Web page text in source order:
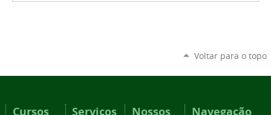
Voltar para o topo
Cursos Serviços
Nossos
Navegação